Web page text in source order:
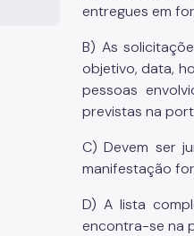
entregues em
B) As
objetivo, data,
pessoas
previstas na
C) Devem ser
manifestação
D) A lista
encontra-se na